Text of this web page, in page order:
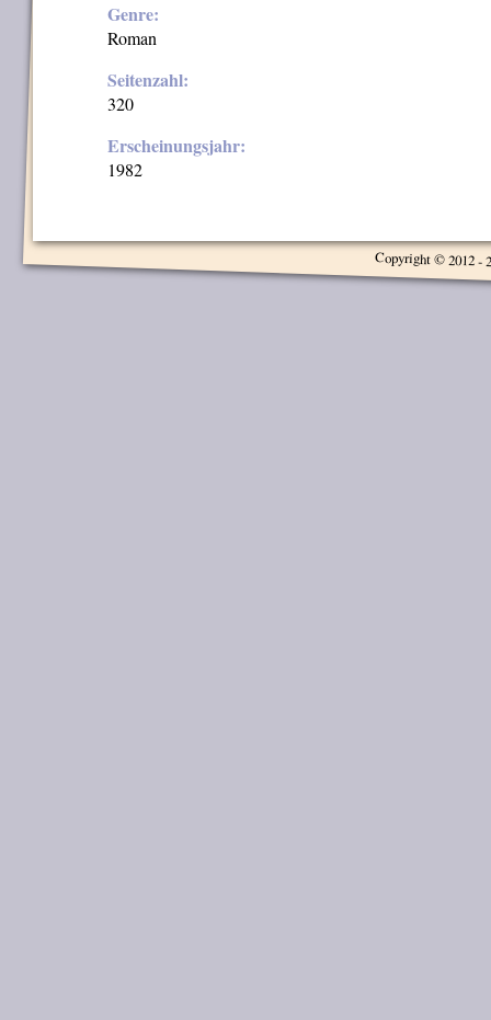
Genre:
Roman
Seitenzahl:
320
Erscheinungsjahr:
1982
Copyright © 2012 -